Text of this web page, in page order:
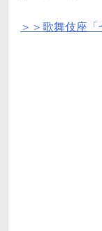
＞＞歌舞伎座